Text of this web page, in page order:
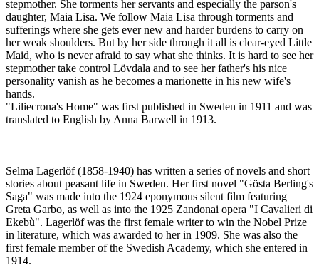
stepmother. She torments her servants and especially the parson's
daughter, Maia Lisa. We follow Maia Lisa through torments and
sufferings where she gets ever new and harder burdens to carry on
her weak shoulders. But by her side through it all is clear-eyed Little
Maid, who is never afraid to say what she thinks. It is hard to see her
stepmother take control Lövdala and to see her father's his nice
personality vanish as he becomes a marionette in his new wife's
hands.
"Liliecrona's Home" was first published in Sweden in 1911 and was
translated to English by Anna Barwell in 1913.
Selma Lagerlöf (1858-1940) has written a series of novels and short
stories about peasant life in Sweden. Her first novel "Gösta Berling's
Saga" was made into the 1924 eponymous silent film featuring
Greta Garbo, as well as into the 1925 Zandonai opera "I Cavalieri di
Ekebù". Lagerlöf was the first female writer to win the Nobel Prize
in literature, which was awarded to her in 1909. She was also the
first female member of the Swedish Academy, which she entered in
1914.